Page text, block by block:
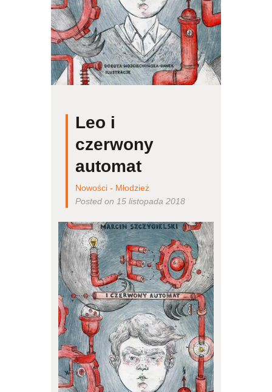
Leo i
czerwony
automat
Nowości - Młodzież
Posted on 15 listopada 2018